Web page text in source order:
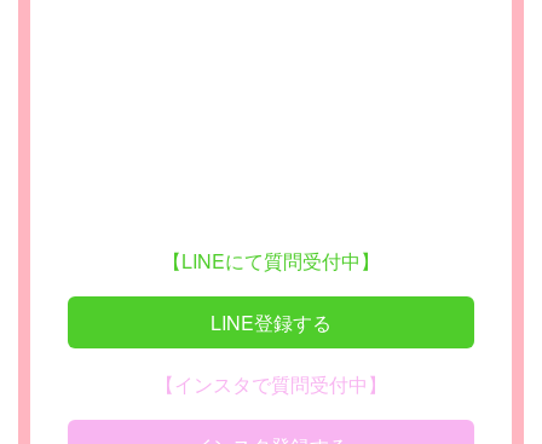
【LINEにて質問受付中】
LINE登録する
【インスタで質問受付中】